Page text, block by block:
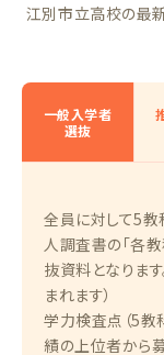
江別市立高校の最
一般入学者
選抜
全員に対して5
人調査書の「各
抜資料となりま
まれます）
学力検査点（5教
績の上位者から